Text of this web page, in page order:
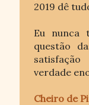
2019 dê
Eu nunca
questão
verdade
Cheiro de